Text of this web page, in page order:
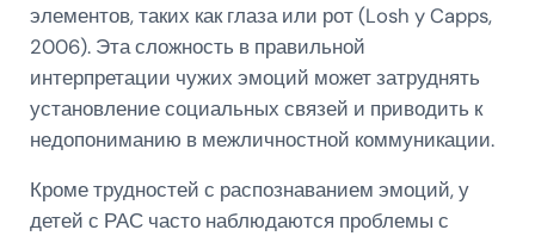
элементов, таких как глаза или рот (Losh y Capps,
2006). Эта сложность в правильной
интерпретации чужих эмоций может затруднять
установление социальных связей и приводить к
недопониманию в межличностной коммуникации.
Кроме трудностей с распознаванием эмоций, у
детей с РАС часто наблюдаются проблемы с